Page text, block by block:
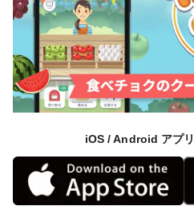
iOS / Android アプ